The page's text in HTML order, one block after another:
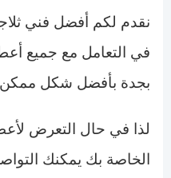
نقدم لكم أفضل فني
في التعامل مع جميع
بجدة بأفضل شكل ممكن
لذا في حال التعرض
الخاصة بك يمكنك